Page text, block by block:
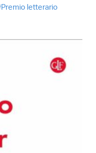
Premio letterario